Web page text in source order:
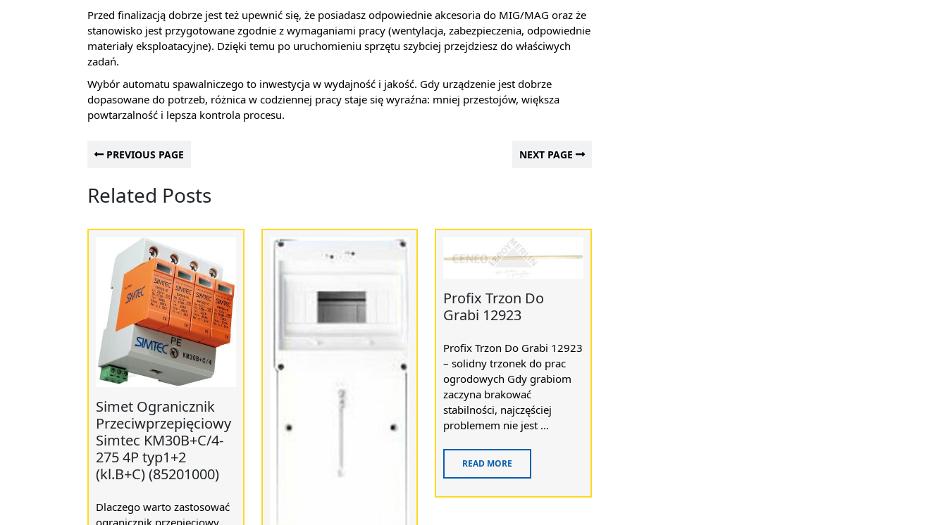
Przed finalizacją dobrze jest też upewnić się, że posiadasz odpowiednie akcesoria do MIG/MAG oraz że
stanowisko jest przygotowane zgodnie z wymaganiami pracy (wentylacja, zabezpieczenia, odpowiednie
materiały eksploatacyjne). Dzięki temu po uruchomieniu sprzętu szybciej przejdziesz do właściwych
zadań.
Wybór automatu spawalniczego to inwestycja w wydajność i jakość. Gdy urządzenie jest dobrze
dopasowane do potrzeb, różnica w codziennej pracy staje się wyraźna: mniej przestojów, większa
powtarzalność i lepsza kontrola procesu.
PREVIOUS PAGE NEXT PAGE
Related Posts
Simet Ogranicznik
Przeciwprzepięciowy
Simtec KM30B+C/4-
275 4P typ1+2
(kl.B+C) (85201000)
Dlaczego warto zastosować
Profix Trzon Do
Grabi 12923
Profix Trzon Do Grabi 12923
– solidny trzonek do prac
ogrodowych Gdy grabiom
zaczyna brakować
stabilności, najczęściej
problemem nie jest ...
READ MORE